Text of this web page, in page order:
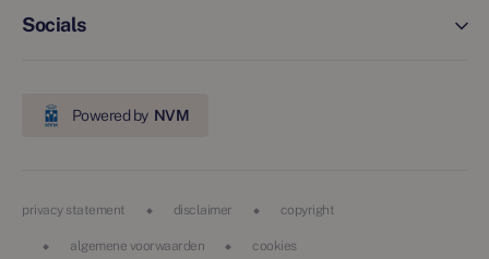
Socials
Powered by NVM
privacy statement disclaimer copyright
algemene voorwaarden cookies